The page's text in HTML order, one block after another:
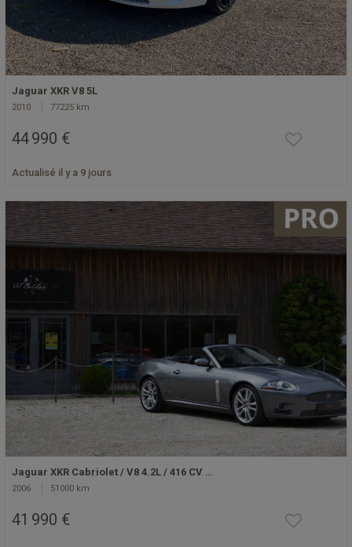
Jaguar XKR V8 5L
2010 77225 km
44 990 €
Actualisé il y a 9 jours
Jaguar XKR Cabriolet / V8 4.2L / 416 CV …
2006 51000 km
41 990 €